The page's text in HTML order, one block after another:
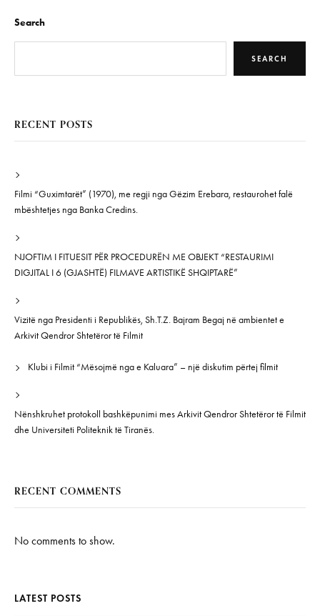
Search
SEARCH
RECENT POSTS
Filmi “Guximtarët” (1970), me regji nga Gëzim Erebara, restaurohet falë
mbështetjes nga Banka Credins.
NJOFTIM I FITUESIT PËR PROCEDURËN ME OBJEKT “RESTAURIMI
DIGJITAL I 6 (GJASHTË) FILMAVE ARTISTIKË SHQIPTARË”
Vizitë nga Presidenti i Republikës, Sh.T.Z. Bajram Begaj në ambientet e
Arkivit Qendror Shtetëror të Filmit
Klubi i Filmit “Mësojmë nga e Kaluara” – një diskutim përtej filmit
Nënshkruhet protokoll bashkëpunimi mes Arkivit Qendror Shtetëror të Filmit
dhe Universiteti Politeknik të Tiranës.
RECENT COMMENTS
No comments to show.
LATEST POSTS